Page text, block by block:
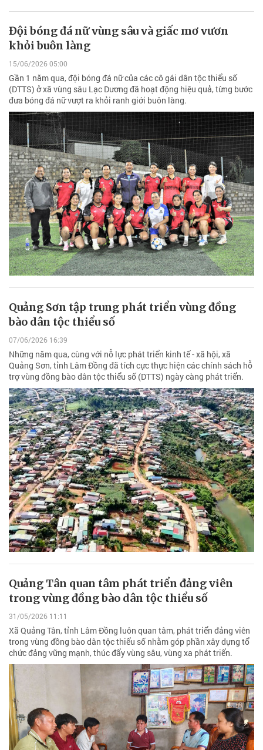
Đội bóng đá nữ vùng sâu và giấc mơ vươn
khỏi buôn làng
15/06/2026 05:00
Gần 1 năm qua, đội bóng đá nữ của các cô gái dân tộc thiểu số
(DTTS) ở xã vùng sâu Lạc Dương đã hoạt động hiệu quả, từng bước
đưa bóng đá nữ vượt ra khỏi ranh giới buôn làng.
Quảng Sơn tập trung phát triển vùng đồng
bào dân tộc thiểu số
07/06/2026 16:39
Những năm qua, cùng với nỗ lực phát triển kinh tế - xã hội, xã
Quảng Sơn, tỉnh Lâm Đồng đã tích cực thực hiện các chính sách hỗ
trợ vùng đồng bào dân tộc thiểu số (DTTS) ngày càng phát triển.
Quảng Tân quan tâm phát triển đảng viên
trong vùng đồng bào dân tộc thiểu số
31/05/2026 11:11
Xã Quảng Tân, tỉnh Lâm Đồng luôn quan tâm, phát triển đảng viên
trong vùng đồng bào dân tộc thiểu số nhằm góp phần xây dựng tổ
chức đảng vững mạnh, thúc đẩy vùng sâu, vùng xa phát triển.